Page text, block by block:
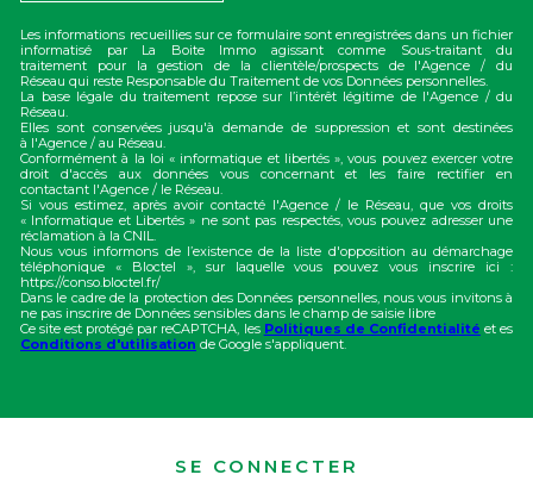
Les informations recueillies sur ce formulaire sont enregistrées dans un fichier
informatisé par La Boite Immo agissant comme Sous-traitant du
traitement pour la gestion de la clientèle/prospects de l'Agence / du
Réseau qui reste Responsable du Traitement de vos Données personnelles.
La base légale du traitement repose sur l’intérêt légitime de l'Agence / du
Réseau.
Elles sont conservées jusqu'à demande de suppression et sont destinées
à l'Agence / au Réseau.
Conformément à la loi « informatique et libertés », vous pouvez exercer votre
droit d'accès aux données vous concernant et les faire rectifier en
contactant l'Agence / le Réseau.
Si vous estimez, après avoir contacté l'Agence / le Réseau, que vos droits
« Informatique et Libertés » ne sont pas respectés, vous pouvez adresser une
réclamation à la CNIL.
Nous vous informons de l’existence de la liste d'opposition au démarchage
téléphonique « Bloctel », sur laquelle vous pouvez vous inscrire ici :
https://conso.bloctel.fr/
Dans le cadre de la protection des Données personnelles, nous vous invitons à
ne pas inscrire de Données sensibles dans le champ de saisie libre
Ce site est protégé par reCAPTCHA, les Politiques de Confidentialité et es
Conditions d'utilisation de Google s'appliquent.
SE CONNECTER